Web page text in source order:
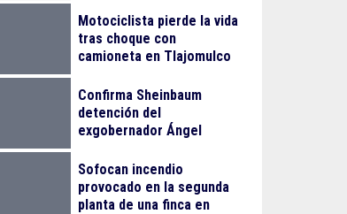
Motociclista pierde la vida
tras choque con
camioneta en Tlajomulco
Confirma Sheinbaum
detención del
exgobernador Ángel
Ayotzinapa
Sofocan incendio
provocado en la segunda
planta de una finca en